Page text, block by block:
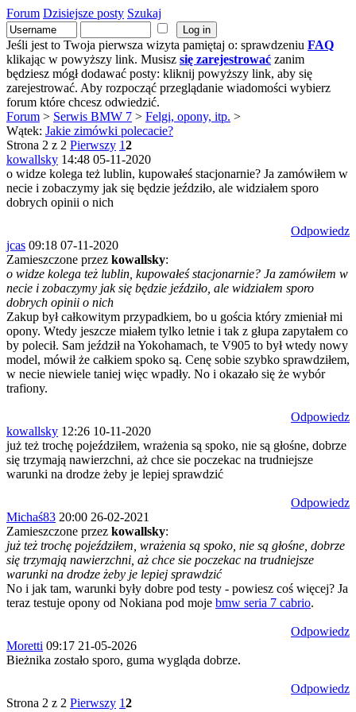
Forum Dzisiejsze posty Szukaj
Jeśli jest to Twoja pierwsza wizyta pamiętaj o: sprawdzeniu FAQ
klikając w powyższy link. Musisz się zarejestrować zanim
będziesz mógł dodawać posty: kliknij powyższy link, aby się
zarejestrować. Aby rozpocząć przeglądanie wiadomości wybierz
forum które chcesz odwiedzić.
Forum > Serwis BMW 7 > Felgi, opony, itp. >
Wątek: Jakie zimówki polecacie?
Strona 2 z 2 Pierwszy 12
kowallsky 14:48 05-11-2020
o widze kolega też lublin, kupowałeś stacjonarnie? Ja zamówiłem w
necie i zobaczymy jak się będzie jeździło, ale widziałem sporo
dobrych opinii o nich
Odpowiedz
jcas 09:18 07-11-2020
Zamieszczone przez kowallsky:
o widze kolega też lublin, kupowałeś stacjonarnie? Ja zamówiłem w
necie i zobaczymy jak się będzie jeździło, ale widziałem sporo
dobrych opinii o nich
Zakup był całkowitym przypadkiem, bo u gościa który zmieniał mi
opony. Wtedy jeszcze miałem tylko letnie i tak z głupa zapytałem co
by polecił. Sam jeździł na Yokohamach, te V905 to był wtedy nowy
model, mówił że całkiem spoko są. Cenę sobie szybko sprawdziłem,
w necie niewiele taniej więc wpadły. No i okazało się że wybór
trafiony.
Odpowiedz
kowallsky 12:26 10-11-2020
już też trochę pojeździłem, wrażenia są spoko, nie są głośne, dobrze
się trzymają nawierzchni, aż chce sie poczekac na trudniejsze
warunki na drodze żeby je lepiej sprawdzić
Odpowiedz
Michaś83 20:00 26-02-2021
Zamieszczone przez kowallsky:
już też trochę pojeździłem, wrażenia są spoko, nie są głośne, dobrze
się trzymają nawierzchni, aż chce sie poczekac na trudniejsze
warunki na drodze żeby je lepiej sprawdzić
No i jak tam, warunki były dobre pod testy - powiesz coś więcej? Ja
teraz testuje opony od Nokiana pod moje bmw seria 7 cabrio.
Odpowiedz
Moretti 09:17 21-05-2026
Bieżnika zostało sporo, guma wygląda dobrze.
Odpowiedz
Strona 2 z 2 Pierwszy 12